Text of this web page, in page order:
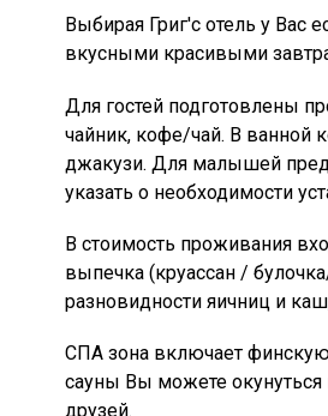
Выбирая Григ'с отель у Вас
вкусными красивыми
Для гостей подготовлены
чайник, кофе/чай. В ванной
джакузи. Для малышей
указать о необходимости
В стоимость проживания
выпечка (круассан /
разновидности яичниц и
СПА зона включает финскую
сауны Вы можете окунуться
друзей.